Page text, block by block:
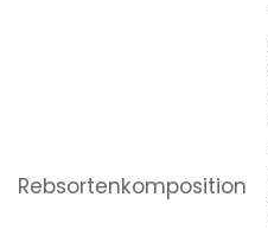
Rebsortenkomposition